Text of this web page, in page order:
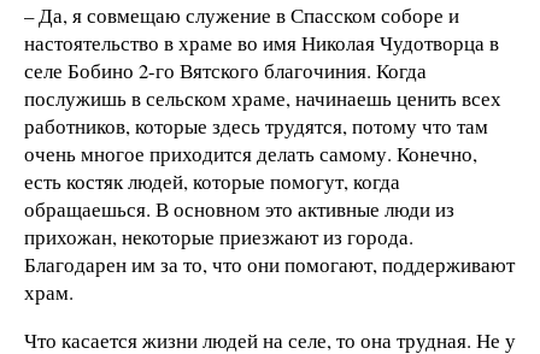
– Да, я совмещаю служение в Спасском соборе и
настоятельство в храме во имя Николая Чудотворца в
селе Бобино 2-го Вятского благочиния. Когда
послужишь в сельском храме, начинаешь ценить всех
работников, которые здесь трудятся, потому что там
очень многое приходится делать самому. Конечно,
есть костяк людей, которые помогут, когда
обращаешься. В основном это активные люди из
прихожан, некоторые приезжают из города.
Благодарен им за то, что они помогают, поддерживают
храм.
Что касается жизни людей на селе, то она трудная. Не у